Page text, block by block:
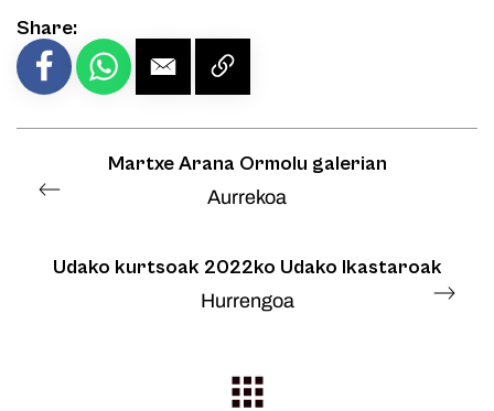
Share:
Martxe Arana Ormolu galerian
Aurrekoa
Udako kurtsoak 2022ko Udako Ikastaroak
Hurrengoa